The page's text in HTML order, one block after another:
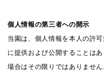
個人情報の第三者への開示
当園は、個人情報を本人の許
に提供および公開することは
場合はその限りではありません